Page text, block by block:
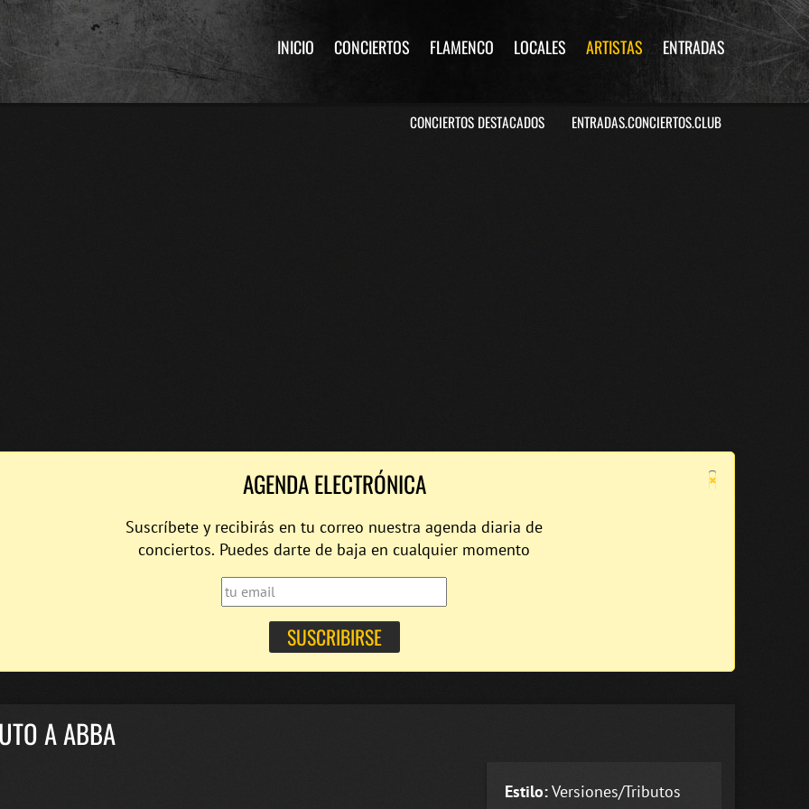
INICIO CONCIERTOS FLAMENCO LOCALES ARTISTAS ENTRADAS
CONCIERTOS DESTACADOS ENTRADAS.CONCIERTOS.CLUB
×
AGENDA ELECTRÓNICA
Suscríbete y recibirás en tu correo nuestra agenda diaria de
conciertos. Puedes darte de baja en cualquier momento
A ABBA
Estilo:Versiones/Tributos